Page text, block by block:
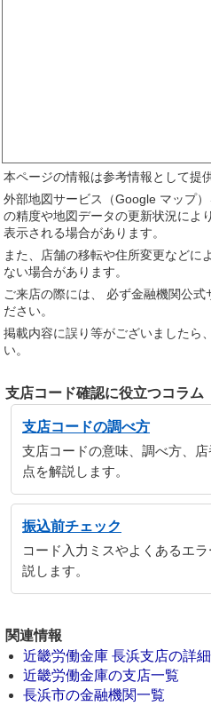
本ページの情報は参考情報として提
外部地図サービス（Google マップ
の精度や地図データの更新状況によ
表示される場合があります。
また、店舗の移転や住所変更などに
ない場合があります。
ご来店の際には、 必ず金融機関公式
ださい。
掲載内容に誤り等がございましたら、
い。
支店コード確認に役立つコラム
支店コードの調べ方
支店コードの意味、調べ方、
点を解説します。
振込前チェック
コード入力ミスやよくあるエ
説します。
関連情報
近畿労働金庫 長浜支店の詳
近畿労働金庫の支店一覧
長浜市の金融機関一覧